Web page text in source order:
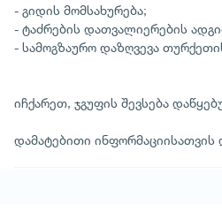
- გიდის მომსახურება;
- ტაძრების დათვალიერების
- სამოგზაურო დაზღვევა
იჩქარეთ, ჯგუფის შევსება
დამატებითი ინფორმაციისათვის